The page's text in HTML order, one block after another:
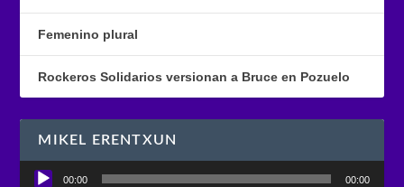
Femenino plural
Rockeros Solidarios versionan a Bruce en Pozuelo
MIKEL ERENTXUN
Reproductor
00:00 00:00